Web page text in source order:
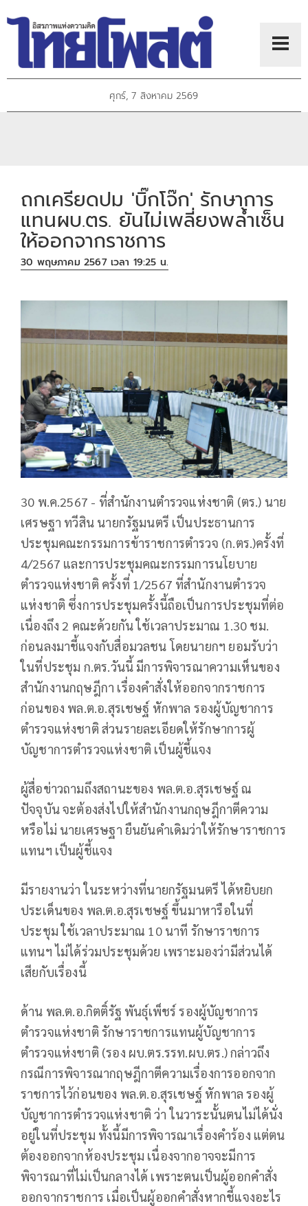
ศุกร์, 7 สิงหาคม 2569
ถกเครียดปม 'บิ๊กโจ๊ก' รักษาการ
แทนผบ.ตร. ยันไม่เพลี่ยงพล้ำเซ็น
ให้ออกจากราชการ
30 พฤษภาคม 2567 เวลา 19:25 น.
30 พ.ค.2567 - ที่สำนักงานตำรวจแห่งชาติ (ตร.) นาย
เศรษฐา ทวีสิน นายกรัฐมนตรี เป็นประธานการ
ประชุมคณะกรรมการข้าราชการตำรวจ (ก.ตร.)ครั้งที่
4/2567 และการประชุมคณะกรรมการนโยบาย
ตำรวจแห่งชาติ ครั้งที่ 1/2567 ที่สำนักงานตำรวจ
แห่งชาติ ซึ่งการประชุมครั้งนี้ถือเป็นการประชุมที่ต่อ
เนื่องถึง 2 คณะด้วยกัน ใช้เวลาประมาณ 1.30 ชม.
ก่อนลงมาชี้แจงกับสื่อมวลชน โดยนายกฯ ยอมรับว่า
ในที่ประชุม ก.ตร.วันนี้ มีการพิจารณาความเห็นของ
สำนักงานกฤษฎีกา เรื่องคำสั่งให้ออกจากราชการ
ก่อนของ พล.ต.อ.สุรเชษฐ์ หักพาล รองผู้บัญชาการ
ตำรวจแห่งชาติ ส่วนรายละเอียดให้รักษาการผู้
บัญชาการตำรวจแห่งชาติ เป็นผู้ชี้แจง
ผู้สื่อข่าวถามถึงสถานะของ พล.ต.อ.สุรเชษฐ์ ณ
ปัจจุบัน จะต้องส่งไปให้สำนักงานกฤษฎีกาตีความ
หรือไม่ นายเศรษฐา ยืนยันคำเดิมว่าให้รักษาราชการ
แทนฯ เป็นผู้ชี้แจง
มีรายงานว่า ในระหว่างที่นายกรัฐมนตรี ได้หยิบยก
ประเด็นของ พล.ต.อ.สุรเชษฐ์ ขึ้นมาหารือในที่
ประชุม ใช้เวลาประมาณ 10 นาที รักษาราชการ
แทนฯ ไม่ได้ร่วมประชุมด้วย เพราะมองว่ามีส่วนได้
เสียกับเรื่องนี้
ด้าน พล.ต.อ.กิตติ์รัฐ พันธุ์เพ็ชร์ รองผู้บัญชาการ
ตำรวจแห่งชาติ รักษาราชการแทนผู้บัญชาการ
ตำรวจแห่งชาติ (รอง ผบ.ตร.รรท.ผบ.ตร.) กล่าวถึง
กรณีการพิจารณากฤษฎีกาตีความเรื่องการออกจาก
ราชการไว้ก่อนของ พล.ต.อ.สุรเชษฐ์ หักพาล รองผู้
บัญชาการตำรวจแห่งชาติ ว่า ในวาระนั้นตนไม่ได้นั่ง
อยู่ในที่ประชุม ทั้งนี้มีการพิจารณาเรื่องคำร้อง แต่ตน
ต้องออกจากห้องประชุม เนื่องจากอาจจะมีการ
พิจารณาที่ไม่เป็นกลางได้ เพราะตนเป็นผู้ออกคำสั่ง
ออกจากราชการ เมื่อเป็นผู้ออกคำสั่งหากชี้แจงอะไร